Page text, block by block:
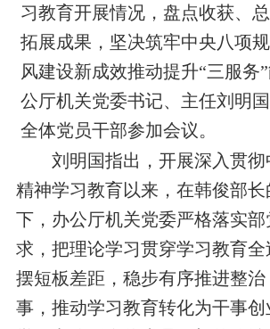
习教育开展情况，盘点收获、
拓展成果，坚决筑牢中央八项
风建设新成效推动提升“三服务
公厅机关党委书记、主任刘明
全体党员干部参加会议。
刘明国指出， 开展深入贯
精神学习教育以来，在韩俊部
下，办公厅机关党委严格落实
求，把理论学习贯穿学习教育
摆短板差距，稳步有序推进整
事，推动学习教育转化为干事创